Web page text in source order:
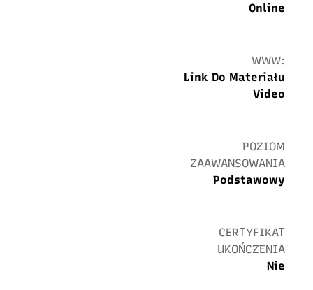
Online
WWW:
Link Do Materiału
Video
POZIOM
ZAAWANSOWANIA
Podstawowy
CERTYFIKAT
UKOŃCZENIA
Nie